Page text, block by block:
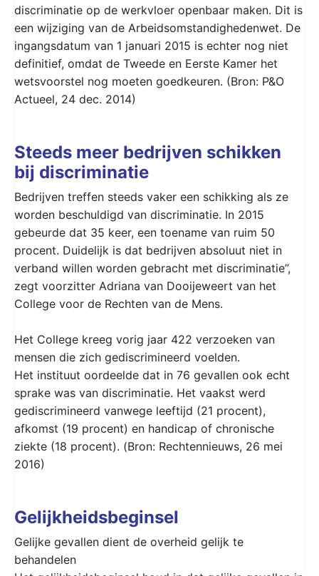
discriminatie op de werkvloer openbaar maken. Dit is
een wijziging van de Arbeidsomstandighedenwet. De
ingangsdatum van 1 januari 2015 is echter nog niet
definitief, omdat de Tweede en Eerste Kamer het
wetsvoorstel nog moeten goedkeuren. (Bron: P&O
Actueel, 24 dec. 2014)
Steeds meer bedrijven schikken
bij discriminatie
Bedrijven treffen steeds vaker een schikking als ze
worden beschuldigd van discriminatie. In 2015
gebeurde dat 35 keer, een toename van ruim 50
procent. Duidelijk is dat bedrijven absoluut niet in
verband willen worden gebracht met discriminatie”,
zegt voorzitter Adriana van Dooijeweert van het
College voor de Rechten van de Mens.
Het College kreeg vorig jaar 422 verzoeken van
mensen die zich gediscrimineerd voelden.
Het instituut oordeelde dat in 76 gevallen ook echt
sprake was van discriminatie. Het vaakst werd
gediscrimineerd vanwege leeftijd (21 procent),
afkomst (19 procent) en handicap of chronische
ziekte (18 procent). (Bron: Rechtennieuws, 26 mei
2016)
Gelijkheidsbeginsel
Gelijke gevallen dient de overheid gelijk te
behandelen